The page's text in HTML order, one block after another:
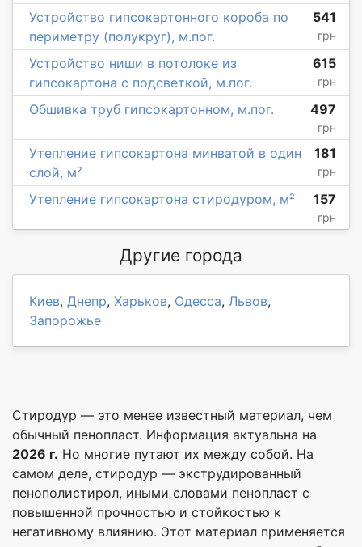
Устройство гипсокартонного короба по
периметру (полукруг), м.пог.
541
грн
Устройство ниши в потолоке из
гипсокартона с подсветкой, м.пог.
615
грн
Обшивка труб гипсокартонном, м.пог. 497
грн
Утепление гипсокартона минватой в один
слой, м²
181
грн
Утепление гипсокартона стиродуром, м² 157
грн
Другие города
Киев, Днепр, Харьков, Одесса, Львов,
Запорожье
Стиродур — это менее известный материал, чем
обычный пенопласт. Информация актуальна на
2026 г. Но многие путают их между собой. На
самом деле, стиродур — экструдированный
пенополистирол, иными словами пенопласт с
повышенной прочностью и стойкостью к
негативному влиянию. Этот материал применяется